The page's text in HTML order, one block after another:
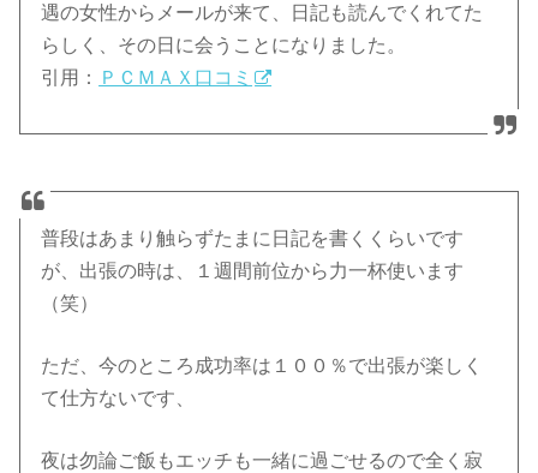
遇の女性からメールが来て、日記も読んでくれてた
らしく、その日に会うことになりました。
引用：
ＰＣＭＡＸ口コミ
普段はあまり触らずたまに日記を書くくらいです
が、出張の時は、１週間前位から力一杯使います
（笑）
ただ、今のところ成功率は１００％で出張が楽しく
て仕方ないです、
夜は勿論ご飯もエッチも一緒に過ごせるので全く寂